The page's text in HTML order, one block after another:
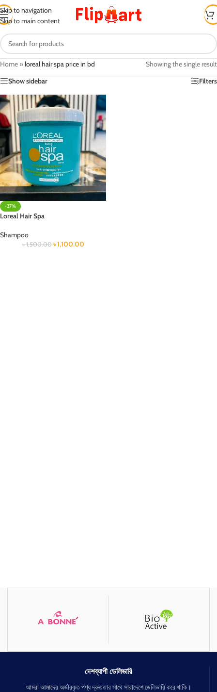
Skip to navigation
Skip to main content
Home »loreal hair spa price in bd
Showing the single result
Show sidebar
Filters
-27%
Loreal Hair Spa
Shampoo
৳1,500.00 ৳1,100.00
দেশব্যাপী ডেলিভারি
আমরা আমাদের অর্ডারকৃত পণ্য দ্রুততার সাথে সারাদেশে ডেলিভারি করে থাকি।